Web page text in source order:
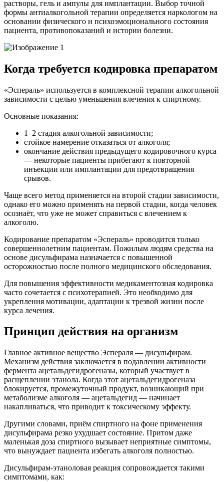
растворы, гель и ампулы для имплантации. Выбор точной
формы антиалкогольной терапии определяется наркологом на
основании физического и психоэмоционального состояния
пациента, противопоказаний и истории болезни.
Когда требуется кодировка препаратом
«Эспераль» используется в комплексной терапии алкогольной
зависимости с целью уменьшения влечения к спиртному.
Основные показания:
1–2 стадия алкогольной зависимости;
стойкое намерение отказаться от алкоголя;
окончание действия предыдущего кодировочного курса
— некоторые пациенты прибегают к повторной
инъекции или имплантации для предотвращения
срывов.
Чаще всего метод применяется на второй стадии зависимости,
однако его можно применять на первой стадии, когда человек
осознаёт, что уже не может справиться с влечением к
алкоголю.
Кодирование препаратом «Эспераль» проводится только
совершеннолетним пациентам. Пожилым людям средства на
основе дисульфирама назначается с повышенной
осторожностью после полного медицинского обследования.
Для повышения эффективности медикаментозная кодировка
часто сочетается с психотерапией. Это необходимо для
укрепления мотивации, адаптации к трезвой жизни после
курса лечения.
Принцип действия на организм
Главное активное вещество Эспераля — дисульфирам.
Механизм действия заключается в подавлении активности
фермента ацетальдегидрогеназы, который участвует в
расщеплении этанола. Когда этот ацетальдегидрогеназа
блокируется, промежуточный продукт, возникающий при
метаболизме алкоголя — ацетальдегид — начинает
накапливаться, что приводит к токсическому эффекту.
Другими словами, приём спиртного на фоне применения
дисульфирама резко ухудшает состояние. Притом даже
маленькая доза спиртного вызывает неприятные симптомы,
что вынуждает пациента избегать алкоголя полностью.
Дисульфирам-этаноловая реакция сопровождается такими
симптомами, как: